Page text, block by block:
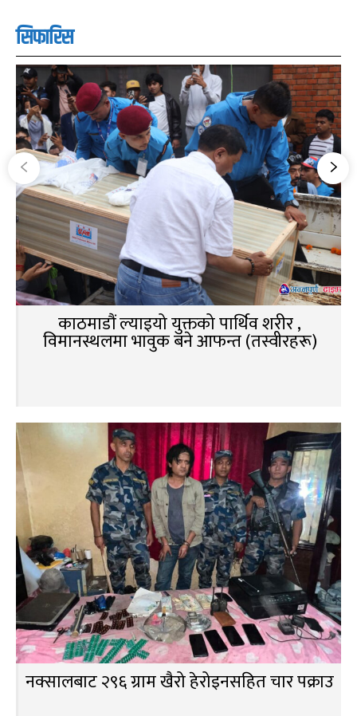
सिफारिस
काठमाडौं ल्याइयो युक्तको पार्थिव शरीर ,
विमानस्थलमा भावुक बने आफन्त (तस्वीरहरू)
नक्सालबाट २९६ ग्राम खैरो हेरोइनसहित चार पक्राउ